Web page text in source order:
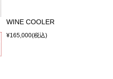
WINE COOLER
¥165,000(税込)